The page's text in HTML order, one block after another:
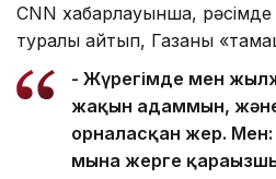
CNN хабарлауынша, рәсімде
туралы айтып, Газаны
- Жүрегімде мен
жақын адаммын,
орналасқан жер. Мен:
мына жерге